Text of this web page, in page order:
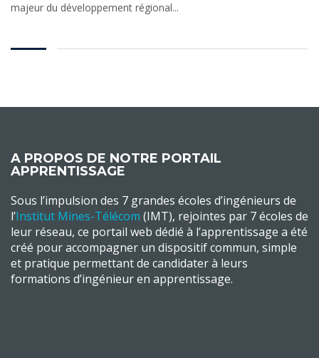
majeur du développement régional...
A PROPOS DE NOTRE PORTAIL
APPRENTISSAGE
Sous l’impulsion des 7 grandes écoles d’ingénieurs de
l’Institut Mines-Télécom (IMT), rejointes par 7 écoles de
leur réseau, ce portail web dédié à l’apprentissage a été
créé pour accompagner un dispositif commun, simple
et pratique permettant de candidater à leurs
formations d’ingénieur en apprentissage.